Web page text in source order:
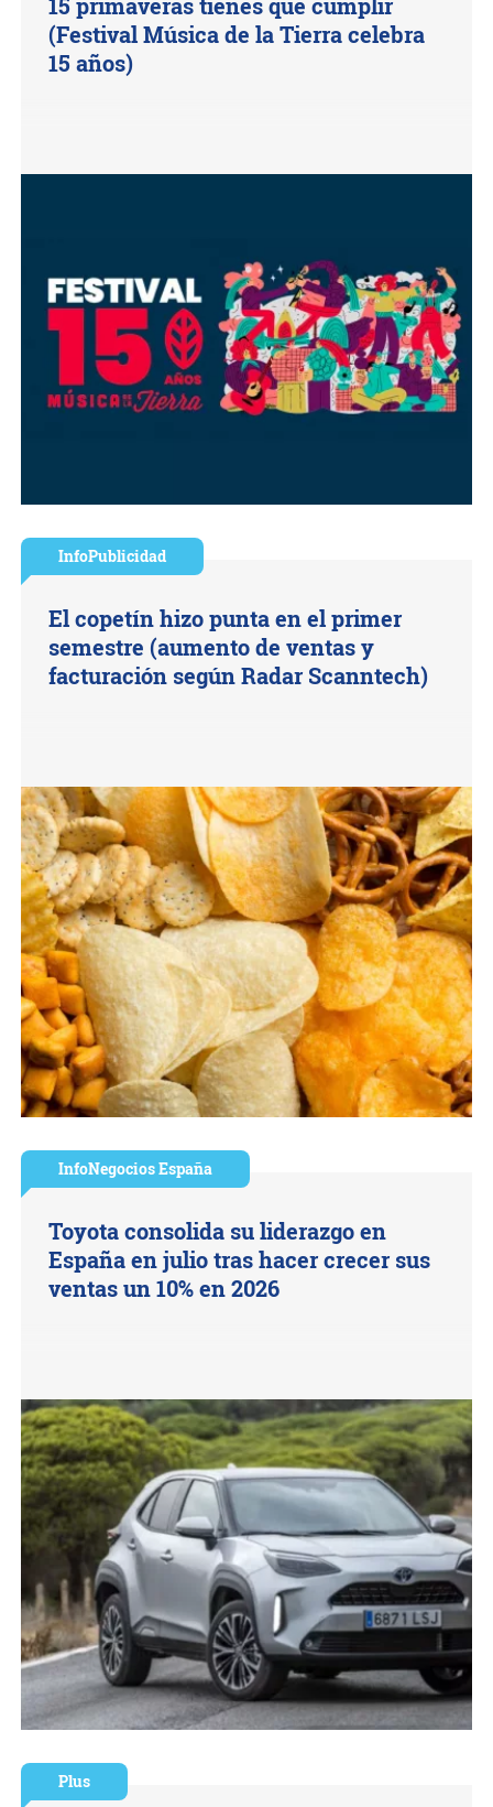
(Festival Música de la Tierra celebra
15 años)
InfoPublicidad
El copetín hizo punta en el primer
semestre (aumento de ventas y
facturación según Radar Scanntech)
InfoNegocios España
Toyota consolida su liderazgo en
España en julio tras hacer crecer sus
ventas un 10% en 2026
Plus